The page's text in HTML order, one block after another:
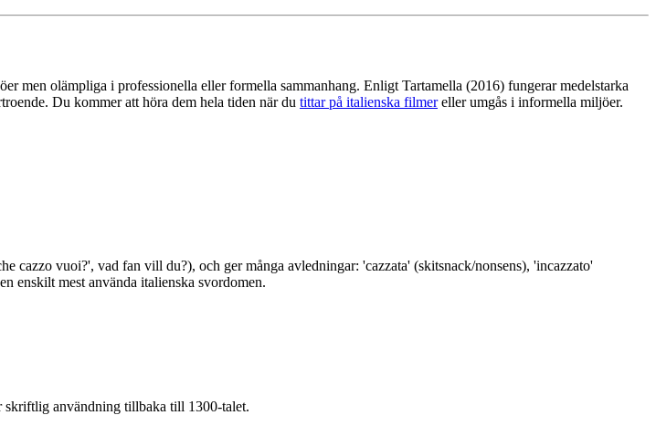
olämpliga i professionella eller formella sammanhang. Enligt Tartamella (2016) fungerar medelstarka
Du kommer att höra dem hela tiden när du tittar på italienska filmereller umgås i informella miljöer.
cazzo vuoi?', vad fan vill du?), och ger många avledningar: 'cazzata' (skitsnack/nonsens), 'incazzato'
enskilt mest använda italienska svordomen.
skriftlig användning tillbaka till 1300-talet.